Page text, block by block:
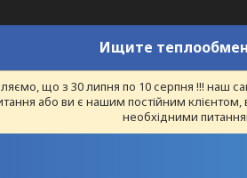
Ищите
що з 30 липня по 10 серпня !!!
або ви є нашим постійним
необхідними